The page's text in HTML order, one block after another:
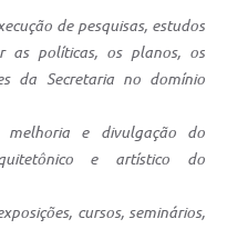
de pesquisas, estudos
as políticas, os planos, os
da Secretaria no domínio
melhoria e divulgação do
e artístico do
cursos, seminários,